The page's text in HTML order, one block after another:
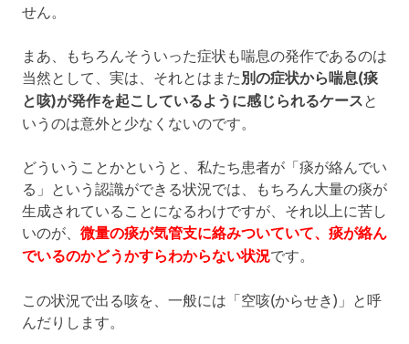
せん。
まあ、もちろんそういった症状も喘息の発作であるのは
当然として、実は、それとはまた別の症状から喘息(痰
と咳)が発作を起こしているように感じられるケースと
いうのは意外と少なくないのです。
どういうことかというと、私たち患者が「痰が絡んでい
る」という認識ができる状況では、もちろん大量の痰が
生成されていることになるわけですが、それ以上に苦し
いのが、 微量の痰が気管支に絡みついていて、痰が絡ん
でいるのかどうかすらわからない状況です。
この状況で出る咳を、一般には「空咳(からせき)」と呼
んだりします。